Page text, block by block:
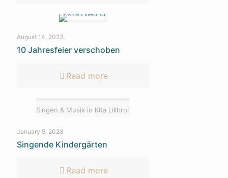
August 14, 2023
10 Jahresfeier verschoben
Read more
Singen & Musik in Kita Lillbror
January 5, 2023
Singende Kindergärten
Read more